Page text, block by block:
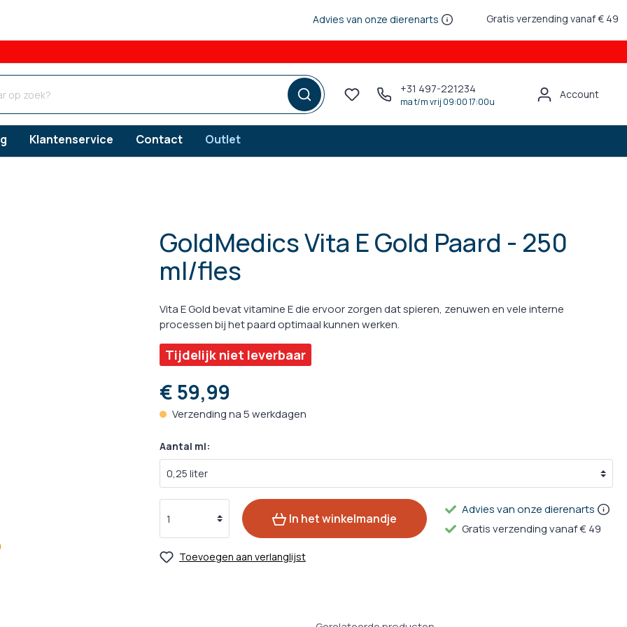
Advies van onze dierenarts Gratis verzending vanaf € 49
+31 497-221234
ma t/m vrij 09:00 17:00u
Account
Klantenservice Contact Outlet
Verzorgingsproducten
Gebitsverzorging
Oogverzorging
Huidverzorging
Vachtverzorging
Vlooien
Ontworming
Medische Hulpmiddelen
Kalmeringsmiddelen
Probiotica
GoldMedics Vita E Gold Paard - 250
ml/fles
Vita E Gold bevat vitamine E die ervoor zorgen dat spieren, zenuwen en vele interne
processen bij het paard optimaal kunnen werken.
Tijdelijk niet leverbaar
€ 59,99
Verzending na 5 werkdagen
Aantal ml:
In het winkelmandje
Advies van onze dierenarts
Gratis verzending vanaf € 49
Toevoegen aan verlanglijst